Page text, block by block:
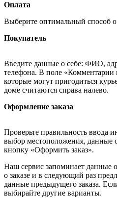
Оплата
Выберите оптимальный способ
Покупатель
Введите данные о себе: ФИО,
телефона. В поле «Комментарии
которые могут пригодиться
доме считаются справа налево.
Оформление заказа
Проверьте правильность ввода
выбор местоположения, данные
кнопку «Оформить заказ».
Наш сервис запоминает данные
о заказе и в следующий раз
данные предыдущего заказа.
выбирайте другие варианты.